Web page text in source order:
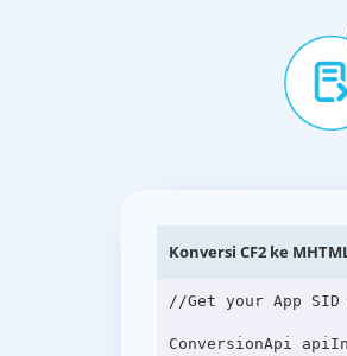
Konversi CF2 ke
//Get your App
ConversionApi